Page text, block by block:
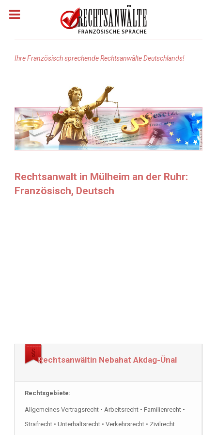
Rechtsanwälte: Französisch
Rechtsanwälte: Arabisch
Rechtsanwälte: Türkisch
Ihre Französisch sprechende Rechtsanwälte Deutschlands!
Rechtsanwalt in Mülheim an der Ruhr:
Französisch, Deutsch
Rechtsanwältin Nebahat Akdag-Ünal
Rechtsgebiete:
Allgemeines Vertragsrecht • Arbeitsrecht • Familienrecht •
Strafrecht • Unterhaltsrecht • Verkehrsrecht • Zivilrecht